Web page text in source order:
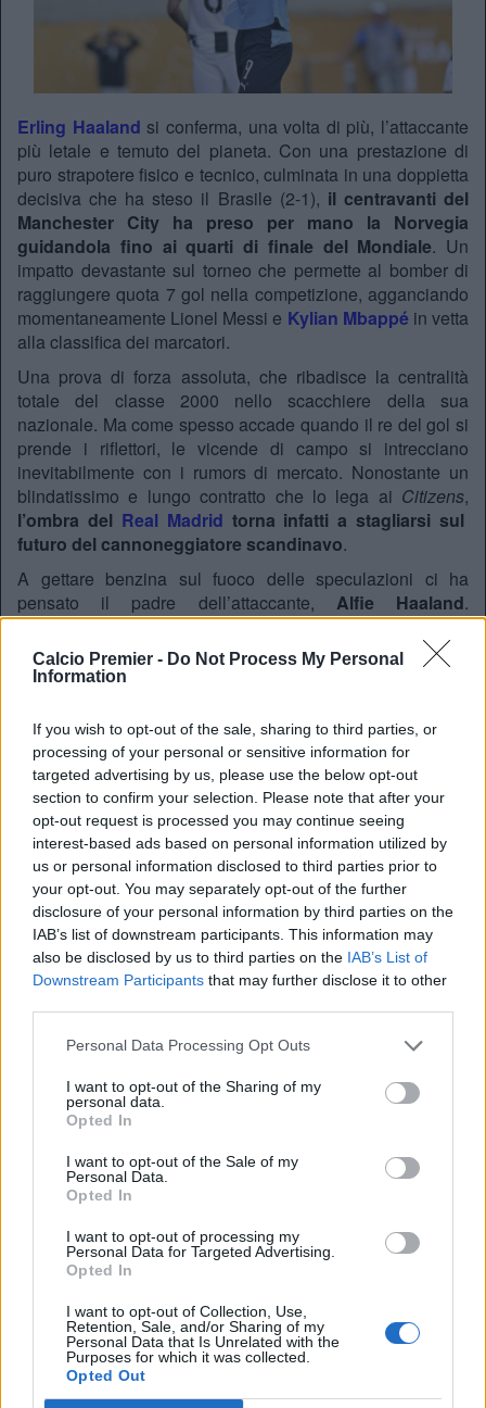
Calcio Premier - Do Not Process My Personal
Information
If you wish to opt-out of the sale, sharing to third parties, or
processing of your personal or sensitive information for
targeted advertising by us, please use the below opt-out
section to confirm your selection. Please note that after your
opt-out request is processed you may continue seeing
interest-based ads based on personal information utilized by
us or personal information disclosed to third parties prior to
your opt-out. You may separately opt-out of the further
disclosure of your personal information by third parties on the
IAB’s list of downstream participants. This information may
also be disclosed by us to third parties on the IAB’s List of
Downstream Participants that may further disclose it to other
Personal Data Processing Opt Outs
I want to opt-out of the Sharing of my
personal data.
Opted In
I want to opt-out of the Sale of my
Personal Data.
Opted In
I want to opt-out of processing my
Personal Data for Targeted Advertising.
Opted In
I want to opt-out of Collection, Use,
Retention, Sale, and/or Sharing of my
Personal Data that Is Unrelated with the
Purposes for which it was collected.
Opted Out
Erling Haaland si conferma, una volta di più, l’attaccante
più letale e temuto del pianeta. Con una prestazione di
puro strapotere fisico e tecnico, culminata in una doppietta
decisiva che ha steso il Brasile (2-1), il centravanti del
Manchester City ha preso per mano la Norvegia
guidandola fino ai quarti di finale del Mondiale. Un
impatto devastante sul torneo che permette al bomber di
raggiungere quota 7 gol nella competizione, agganciando
momentaneamente Lionel Messi e Kylian Mbappé in vetta
alla classifica dei marcatori.
Una prova di forza assoluta, che ribadisce la centralità
totale del classe 2000 nello scacchiere della sua
nazionale. Ma come spesso accade quando il re del gol si
prende i riflettori, le vicende di campo si intrecciano
inevitabilmente con i rumors di mercato. Nonostante un
blindatissimo e lungo contratto che lo lega ai Citizens,
l’ombra del Real Madrid torna infatti a stagliarsi sul
futuro del cannoneggiatore scandinavo.
A gettare benzina sul fuoco delle speculazioni ci ha
pensato il padre dell’attaccante, Alfie Haaland.
Intervenuto ai microfoni diDAZN, l’ex calciatore ha usato
inizialmente la diplomazia: “Forse… nel calcio tutto è
possibile.Ci sono grandi club in Spagna. Nessuno può
Inghilterra“.
Sollecitato proprio sul forte interesse deiBlancos, Haaland
senior si è poi lasciato sfuggire una dichiarazione
destinata a far rumore e a togliere il sonno ai tifosi del City:
Tutti sognano di giocare nel Real Madrid e vincere la
Champions League“. Sebbene non ci siano i presupposti
per un addio imminente all’Etihad Stadium, le parole di
Alfie sono destinate a rinfocolare un tormentone di mercato
che accompagna la carriera del cyborg norvegese ormai
da anni. Il City trema, Madrid osserva.